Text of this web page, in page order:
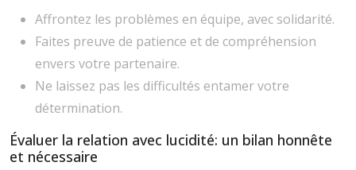
Affrontez les problèmes en équipe, avec solidarité.
Faites preuve de patience et de compréhension
envers votre partenaire.
Ne laissez pas les difficultés entamer votre
détermination.
Évaluer la relation avec lucidité: un bilan honnête
et nécessaire